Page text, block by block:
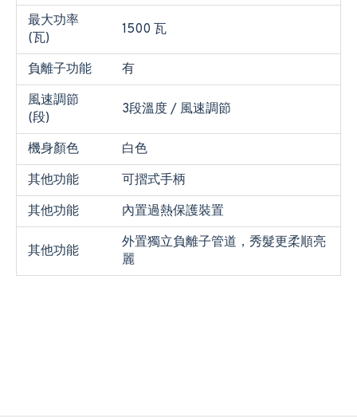
最大功率
(瓦)
1500 瓦
負離子功能
有
風速調節
(段)
3段溫度 / 風速調節
機身顏色
白色
其他功能
可摺式手柄
其他功能
內置過熱保護裝置
其他功能
外置獨立負離子管道，秀髮更柔順亮
麗